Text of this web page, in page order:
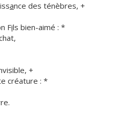
ance des ténèbres, +
Fils bien-aimé : *
+
créature : *